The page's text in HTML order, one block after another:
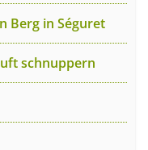
Berg in Séguret
schnuppern